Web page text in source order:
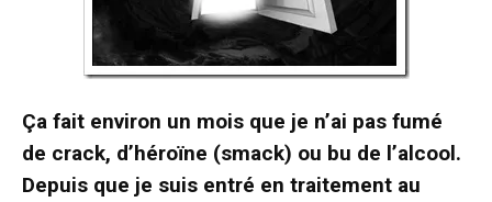
Ça fait environ un mois que je n’ai pas fumé
de crack, d’héroïne (smack) ou bu de l’alcool.
Depuis que je suis entré en traitement au